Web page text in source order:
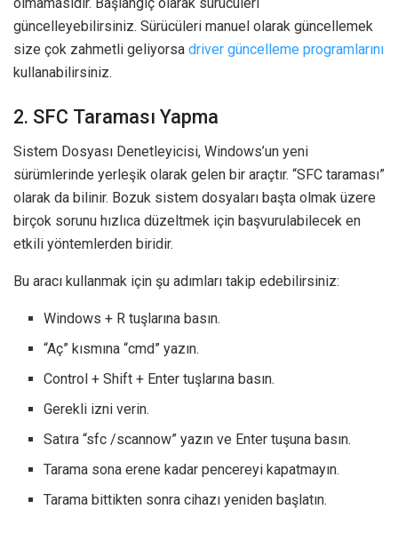
güncelleyebilirsiniz. Sürücüleri manuel olarak güncellemek
size çok zahmetli geliyorsa driver güncelleme programlarını
kullanabilirsiniz.
2. SFC Taraması Yapma
Sistem Dosyası Denetleyicisi, Windows’un yeni
sürümlerinde yerleşik olarak gelen bir araçtır. “SFC taraması”
olarak da bilinir. Bozuk sistem dosyaları başta olmak üzere
birçok sorunu hızlıca düzeltmek için başvurulabilecek en
etkili yöntemlerden biridir.
Bu aracı kullanmak için şu adımları takip edebilirsiniz:
Windows + R tuşlarına basın.
“Aç” kısmına “cmd” yazın.
Control + Shift + Enter tuşlarına basın.
Gerekli izni verin.
Satıra “sfc /scannow” yazın ve Enter tuşuna basın.
Tarama sona erene kadar pencereyi kapatmayın.
Tarama bittikten sonra cihazı yeniden başlatın.